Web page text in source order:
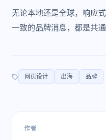
无论本地还是全球，响应
一致的品牌消息，都是共通
网页设计 出海 品牌
作者